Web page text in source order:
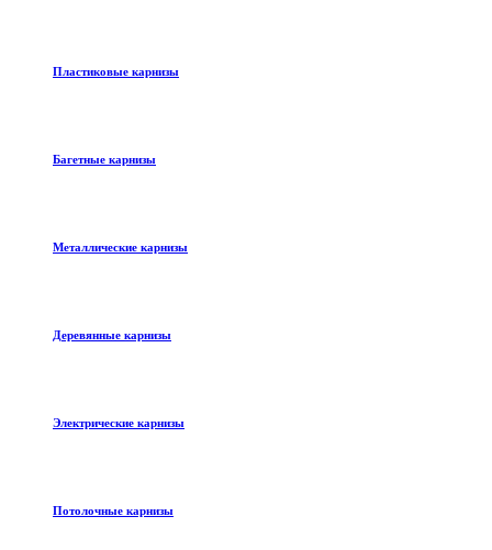
Пластиковые карнизы
Багетные карнизы
Металлические карнизы
Деревянные карнизы
Электрические карнизы
Потолочные карнизы